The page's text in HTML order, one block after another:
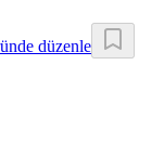
düzenle